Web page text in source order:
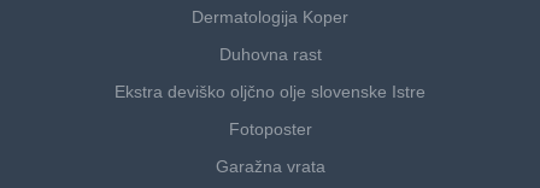
Dermatologija Koper
Duhovna rast
Ekstra deviško oljčno olje slovenske Istre
Fotoposter
Garažna vrata